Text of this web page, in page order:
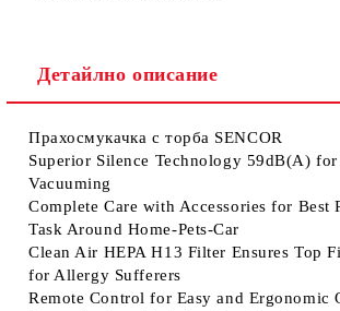
Детайлно описание
Прахосмукачка с торба SENCOR
Superior Silence Technology 59dB(A)
Vacuuming
Complete Care with Accessories for Best
Task Around Home-Pets-Car
Clean Air HEPA H13 Filter Ensures Top
for Allergy Sufferers
Remote Control for Easy and Ergonomic